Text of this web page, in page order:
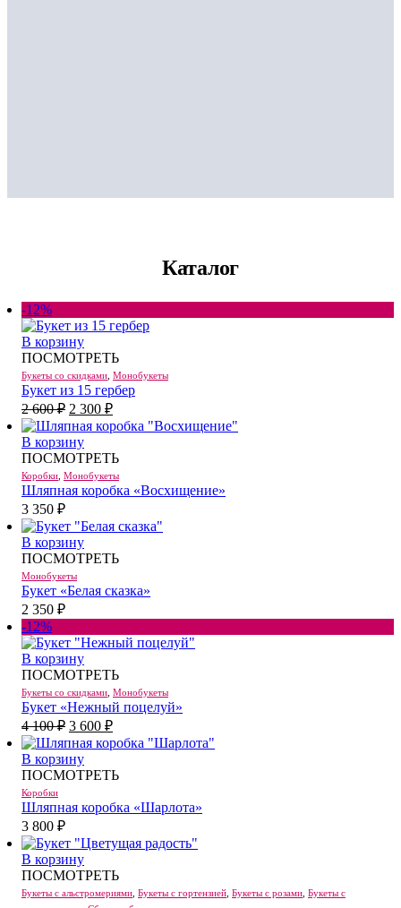
Каталог
-12%
В корзину
ПОСМОТРЕТЬ
Букеты со скидками Монобукеты
Букет из 15 гербер
2 600₽ Первоначальная
цена
составляла
2
600 ₽.
2 300 ₽Текущая
цена:
2
300 ₽.
В корзину
ПОСМОТРЕТЬ
Коробки Монобукеты
Шляпная коробка «Восхищение»
3 350 ₽
В корзину
ПОСМОТРЕТЬ
Монобукеты
Букет «Белая сказка»
2 350 ₽
-12%
В корзину
ПОСМОТРЕТЬ
Букеты со скидками Монобукеты
Букет «Нежный поцелуй»
4 100₽ Первоначальная
цена
составляла
4
3 600 ₽Текущая
цена:
3
600 ₽.
В корзину
ПОСМОТРЕТЬ
Коробки
Шляпная коробка «Шарлота»
3 800 ₽
В корзину
ПОСМОТРЕТЬ
Букеты с альстромериями Букеты с гортензией Букеты с розами Букеты с